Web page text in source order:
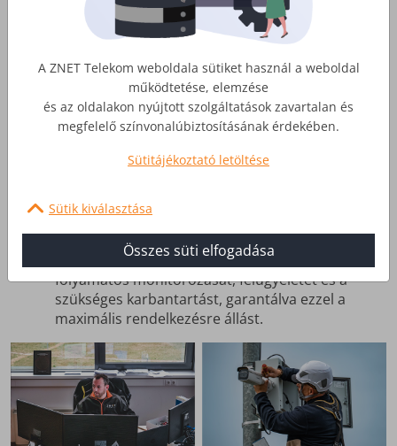
Nagy felbontású kamerák és adatátvitel
is képesek rögzíteni, ezzel a lehető legnagyobb
részletességet garantálva.
A saját adatátviteli rendszerünk biztosítja a nagy
felbontású képfolyamok folyamatos,
akadozásmentes átvitelét.
Professzionális telepítés és teljes körű
beüzemelés.
Szolgáltatásunk magában foglalja a rendszer
folyamatos monitorozását, felügyeletét és a
szükséges karbantartást, garantálva ezzel a
maximális rendelkezésre állást.
A ZNET Telekom weboldala sütiket használ a weboldal
működtetése, elemzése
és az oldalakon nyújtott szolgáltatások zavartalan és
megfelelő színvonalúbiztosításának érdekében.
Sütitájékoztató letöltése
Sütik kiválasztása
Összes süti elfogadása